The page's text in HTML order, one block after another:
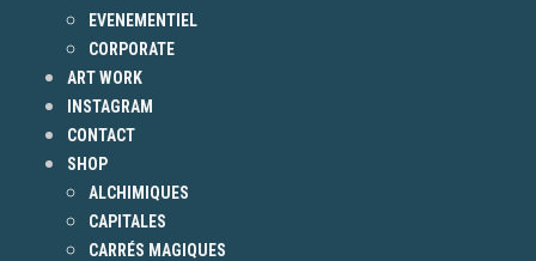
EVENEMENTIEL
CORPORATE
ART WORK
INSTAGRAM
CONTACT
SHOP
ALCHIMIQUES
CAPITALES
CARRÉS MAGIQUES